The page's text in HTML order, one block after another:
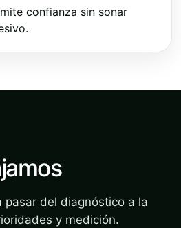
confianza sin sonar
pasar del diagnóstico a la
y medición.